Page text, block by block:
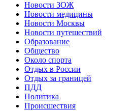
Новости ЗОЖ
Новости медицины
Новости Москвы
Новости путешествий
Образование
Общество
Около спорта
Отдых в России
Отдых за границей
ПДД
Политика
Происшествия